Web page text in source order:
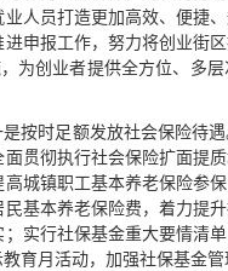
人员打造更加高效、便捷
申报工作，努力将创业街
为创业者提供全方位、多
按时足额发放社会保险待
贯彻执行社会保险扩面提
城镇职工基本养老保险参
基本养老保险费，着力提
实行社保基金重大要情清
育月活动，加强社保基金管